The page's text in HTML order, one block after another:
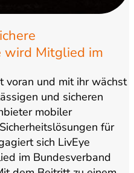
wird Mitglied im
voran und mit ihr wächst
und sicheren
mobiler
für
sich LivEye
im Bundesverband